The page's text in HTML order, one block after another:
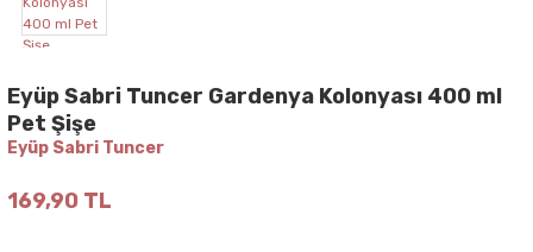
Eyüp Sabri Tuncer Gardenya Kolonyası 400 ml
Pet Şişe
Eyüp Sabri Tuncer
169,90 TL